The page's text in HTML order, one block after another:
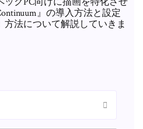
』の導入方法と設定
方法について解説していきま